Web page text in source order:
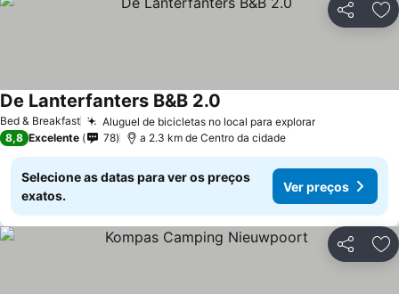
Partilhar
Bed & Breakfast Aluguel de bicicletas no local para explorar
De Lanterfanters B&B 2.0
8,8 Excelente 78 a 2.3 km de Centro da cidade
Selecione as datas para ver os preços
exatos.
Ver preços
Partilhar